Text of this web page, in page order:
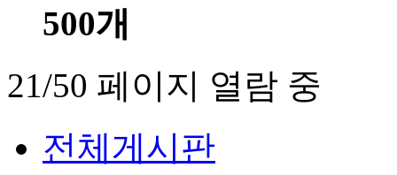
500개
21/50 페이지 열람 중
전체게시판